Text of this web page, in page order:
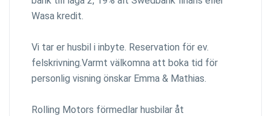
Wasa kredit.
Vi tar er husbil i inbyte. Reservation för ev.
felskrivning.Varmt välkomna att boka tid för
personlig visning önskar Emma & Mathias.
Rolling Motors förmedlar husbilar åt